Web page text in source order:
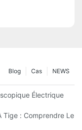
NEWS
Cas
Blog
Électrique
Tige : Comprendre